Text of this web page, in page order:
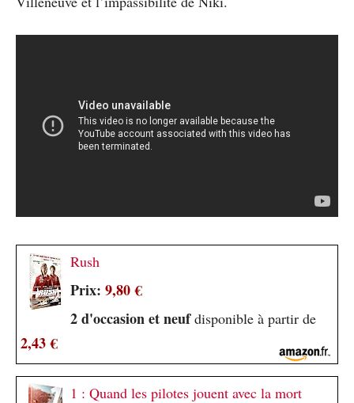
Rush
Prix: 9,80 €
2 d'occasion et neufdisponible à partir de
2,43 €
1 : Quand les pilotes jouent avec la mort